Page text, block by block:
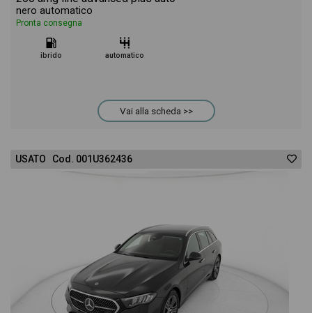
nero automatico
Pronta consegna
ibrido automatico
Vai alla scheda >>
USATO Cod. 001U362436